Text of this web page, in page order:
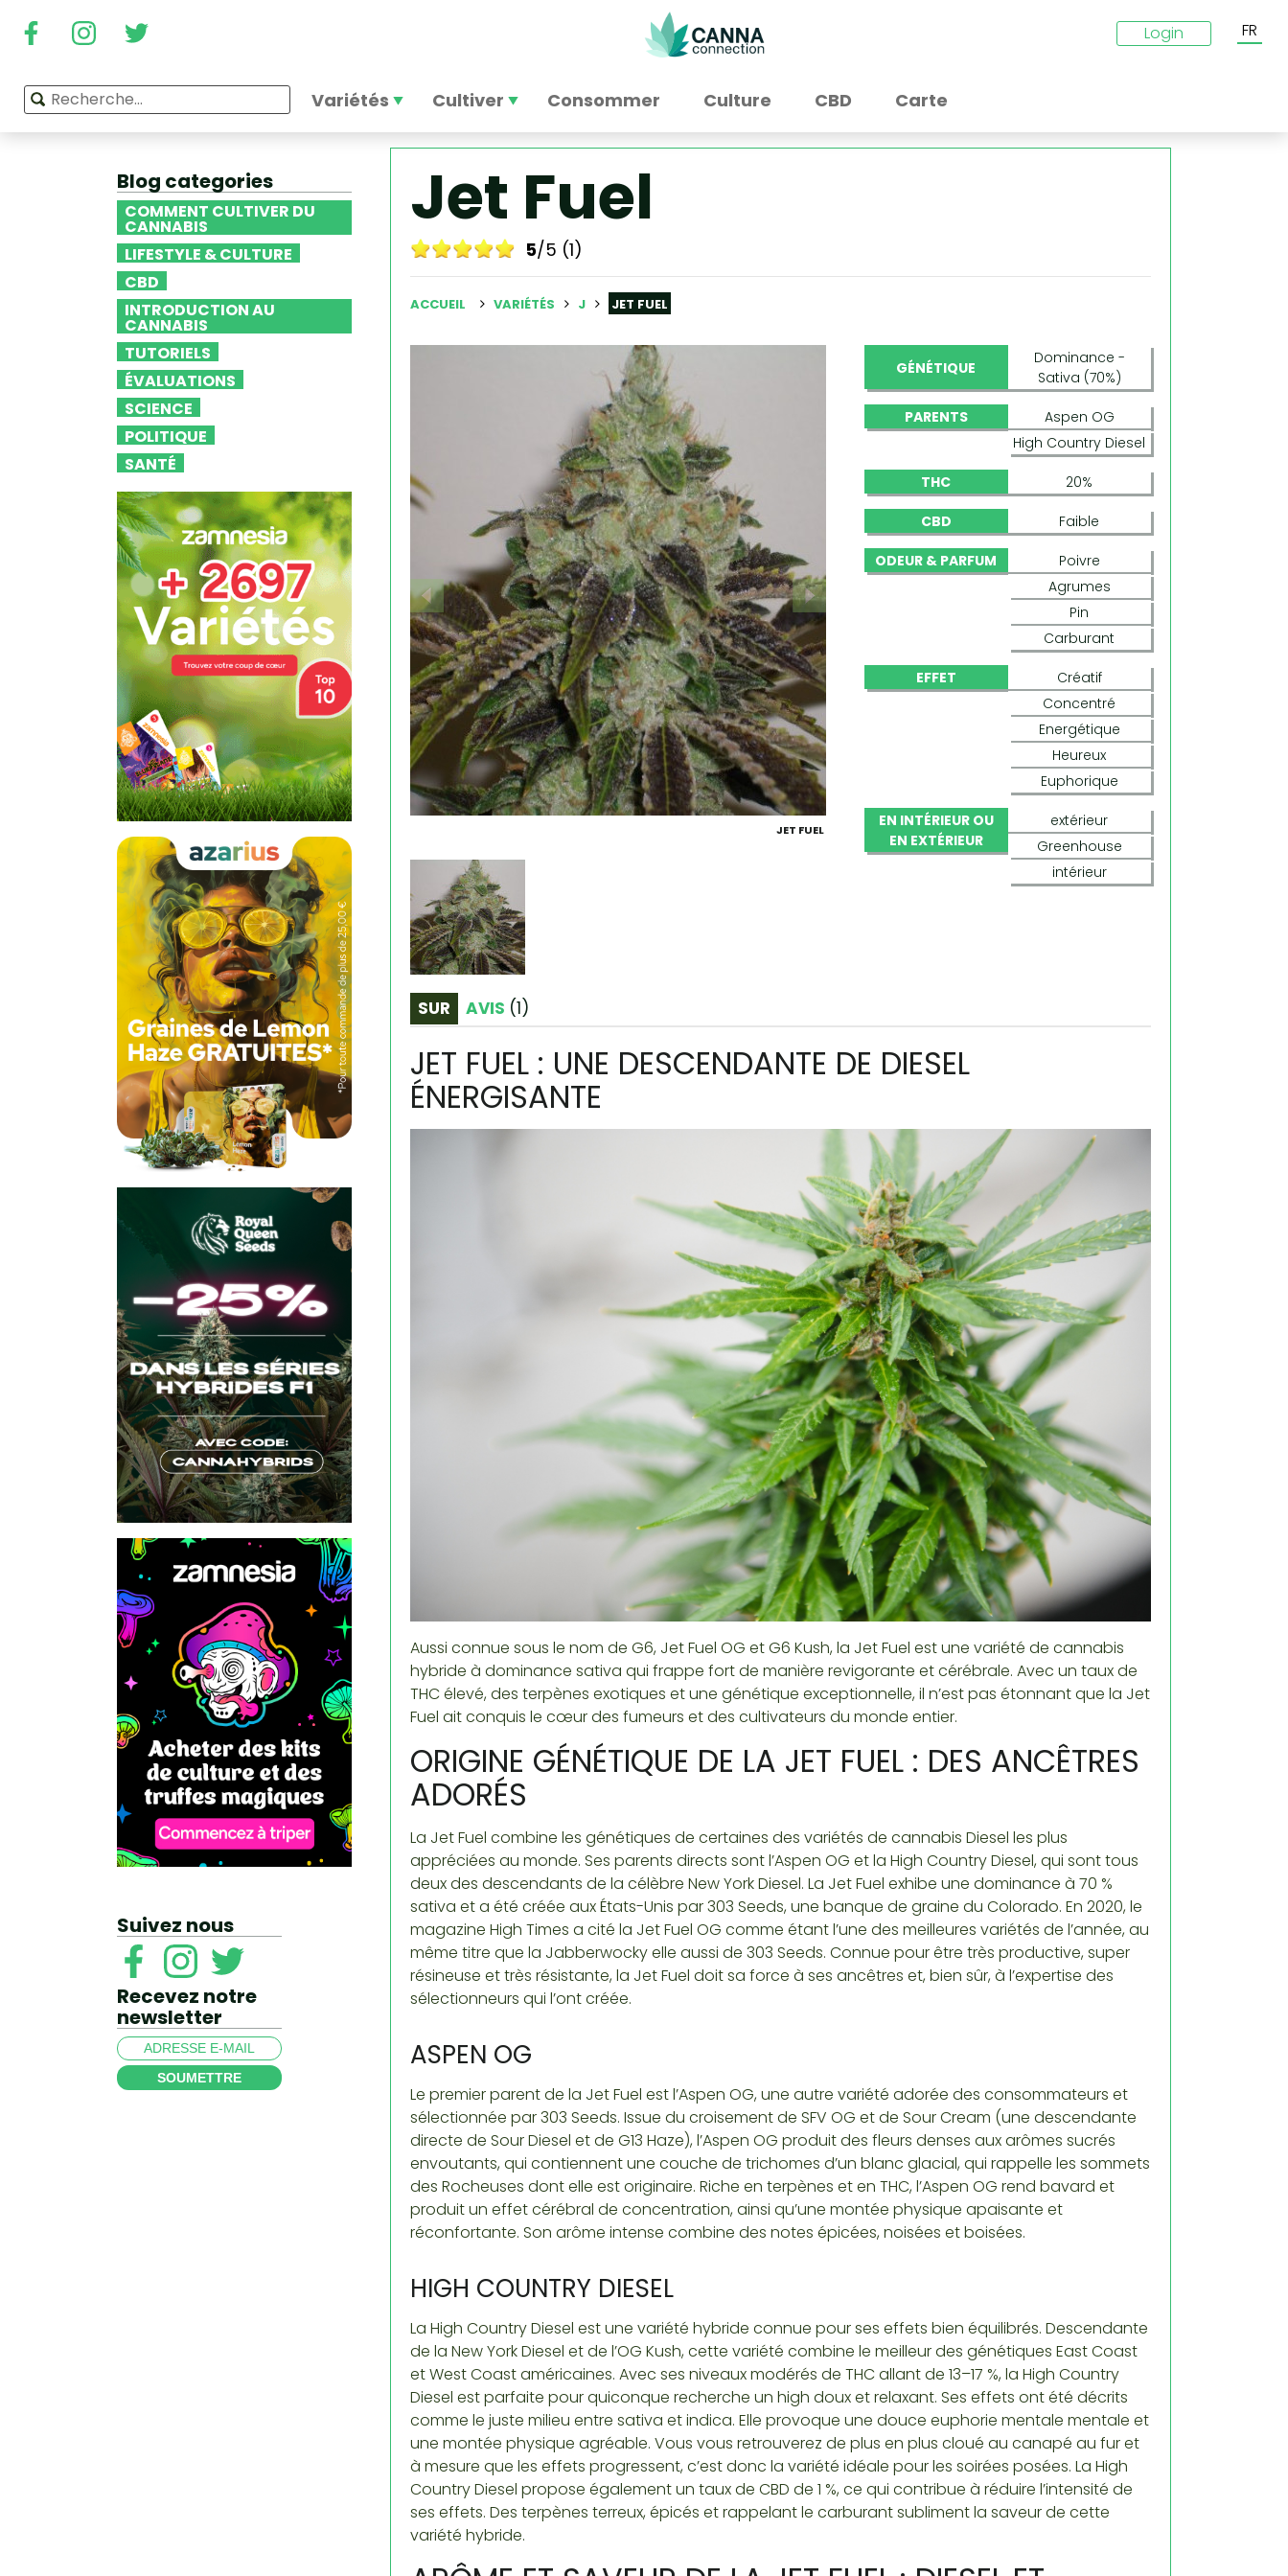
Login FR
Variétés Cultiver Consommer Culture CBD Carte
Blog categories
COMMENT CULTIVER DU
CANNABIS
LIFESTYLE & CULTURE
CBD
INTRODUCTION AU
CANNABIS
TUTORIELS
ÉVALUATIONS
SCIENCE
POLITIQUE
SANTÉ
Suivez nous
Recevez notre
newsletter
SOUMETTRE
Jet Fuel
5/5 (1)
ACCUEIL VARIÉTÉS J JET FUEL
JET FUEL
GÉNÉTIQUE
Dominance -
Sativa (70%)
PARENTS
Aspen OG
High Country Diesel
THC 20%
CBD Faible
ODEUR & PARFUM
Poivre
Agrumes
Pin
Carburant
EFFET
Créatif
Concentré
Energétique
Heureux
Euphorique
EN INTÉRIEUR OU
EN EXTÉRIEUR
extérieur
Greenhouse
intérieur
SUR AVIS (1)
JET FUEL : UNE DESCENDANTE DE DIESEL
ÉNERGISANTE
Aussi connue sous le nom de G6, Jet Fuel OG et G6 Kush, la Jet Fuel est une variété de cannabis
hybride à dominance sativa qui frappe fort de manière revigorante et cérébrale. Avec un taux de
THC élevé, des terpènes exotiques et une génétique exceptionnelle, il n’est pas étonnant que la Jet
Fuel ait conquis le cœur des fumeurs et des cultivateurs du monde entier.
ORIGINE GÉNÉTIQUE DE LA JET FUEL : DES ANCÊTRES
ADORÉS
La Jet Fuel combine les génétiques de certaines des variétés de cannabis Diesel les plus
appréciées au monde. Ses parents directs sont l’Aspen OG et la High Country Diesel, qui sont tous
deux des descendants de la célèbre New York Diesel. La Jet Fuel exhibe une dominance à 70 %
sativa et a été créée aux États-Unis par 303 Seeds, une banque de graine du Colorado. En 2020, le
magazine High Times a cité la Jet Fuel OG comme étant l’une des meilleures variétés de l’année, au
même titre que la Jabberwocky elle aussi de 303 Seeds. Connue pour être très productive, super
résineuse et très résistante, la Jet Fuel doit sa force à ses ancêtres et, bien sûr, à l’expertise des
sélectionneurs qui l’ont créée.
ASPEN OG
Le premier parent de la Jet Fuel est l’Aspen OG, une autre variété adorée des consommateurs et
sélectionnée par 303 Seeds. Issue du croisement de SFV OG et de Sour Cream (une descendante
directe de Sour Diesel et de G13 Haze), l’Aspen OG produit des fleurs denses aux arômes sucrés
envoutants, qui contiennent une couche de trichomes d’un blanc glacial, qui rappelle les sommets
des Rocheuses dont elle est originaire. Riche en terpènes et en THC, l’Aspen OG rend bavard et
produit un effet cérébral de concentration, ainsi qu’une montée physique apaisante et
réconfortante. Son arôme intense combine des notes épicées, noisées et boisées.
HIGH COUNTRY DIESEL
La High Country Diesel est une variété hybride connue pour ses effets bien équilibrés. Descendante
de la New York Diesel et de l’OG Kush, cette variété combine le meilleur des génétiques East Coast
et West Coast américaines. Avec ses niveaux modérés de THC allant de 13–17 %, la High Country
Diesel est parfaite pour quiconque recherche un high doux et relaxant. Ses effets ont été décrits
comme le juste milieu entre sativa et indica. Elle provoque une douce euphorie mentale mentale et
une montée physique agréable. Vous vous retrouverez de plus en plus cloué au canapé au fur et
à mesure que les effets progressent, c’est donc la variété idéale pour les soirées posées. La High
Country Diesel propose également un taux de CBD de 1 %, ce qui contribue à réduire l’intensité de
ses effets. Des terpènes terreux, épicés et rappelant le carburant subliment la saveur de cette
variété hybride.